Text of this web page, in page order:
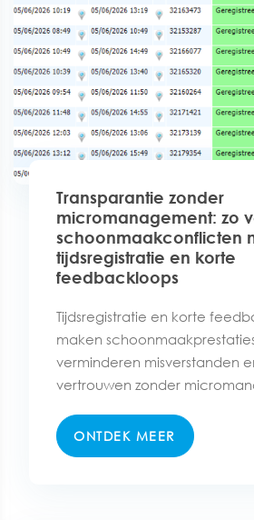
Transparantie zonder
micromanagement: zo
schoonmaakconflicten
tijdsregistratie en korte
feedbackloops
Tijdsregistratie en korte
maken
verminderen misverstanden
vertrouwen zonder
ONTDEK MEER